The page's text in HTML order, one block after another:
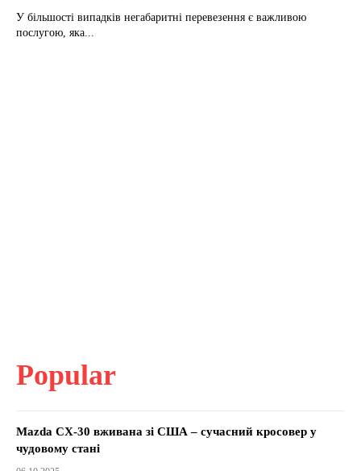
У більшості випадків негабаритні перевезення є важливою
послугою, яка...
Popular
Mazda CX-30 вживана зі США – сучасний кросовер у
чудовому стані